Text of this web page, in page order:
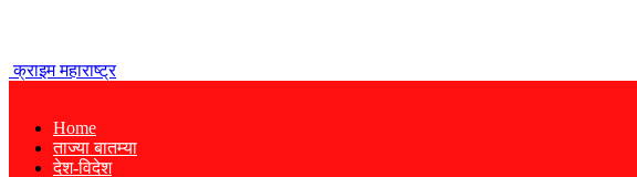
क्राइम महाराष्ट्र
Home
ताज्या बातम्या
देश-विदेश